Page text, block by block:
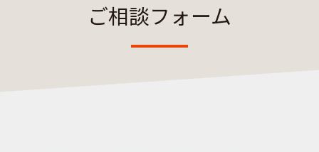
ご相談フォーム